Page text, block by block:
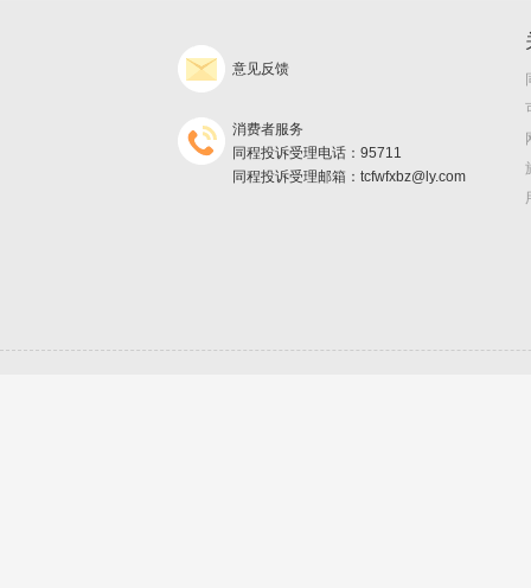
意见反馈
消费者服务
同程投诉受理电话：95711
同程投诉受理邮箱：tcfwfxbz@ly.com